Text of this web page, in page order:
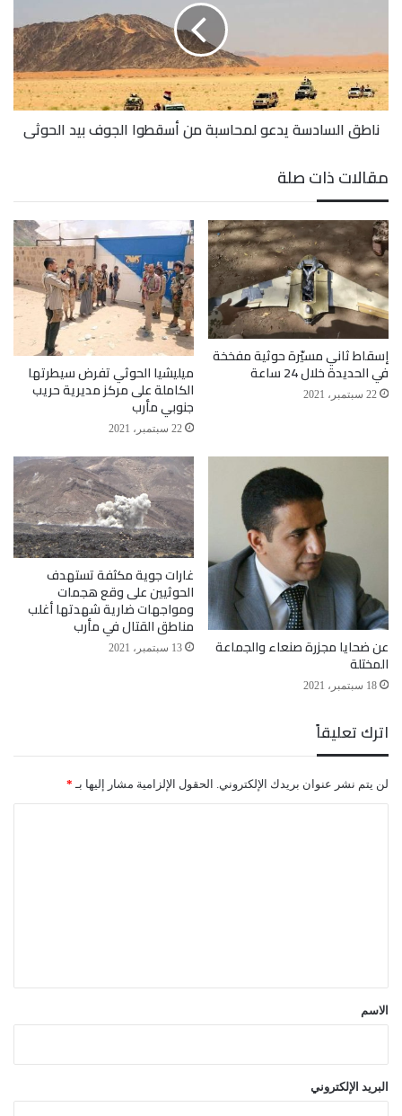
أسقطوا
الجوف
بيد
الحوثي
ناطق السادسة يدعو لمحاسبة من أسقطوا الجوف بيد الحوثي
مقالات ذات صلة
إسقاط ثاني مسيّرة حوثية مفخخة
في الحديدة خلال 24 ساعة
22 سبتمبر، 2021
ميليشيا الحوثي تفرض سيطرتها
الكاملة على مركز مديرية حريب
جنوبي مأرب
22 سبتمبر، 2021
عن ضحايا مجزرة صنعاء والجماعة
المختلة
18 سبتمبر، 2021
غارات جوية مكثفة تستهدف
الحوثيين على وقع هجمات
ومواجهات ضارية شهدتها أغلب
مناطق القتال في مأرب
13 سبتمبر، 2021
اترك تعليقاً
لن يتم نشر عنوان بريدك الإلكتروني. الحقول الإلزامية مشار إليها بـ *
*الاسم
البريد الإلكتروني